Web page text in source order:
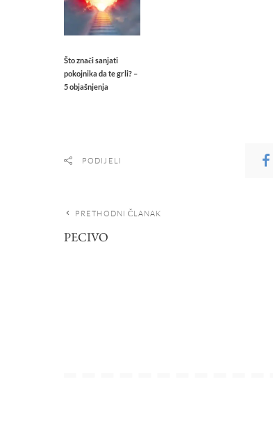
Što znači sanjati
pokojnika da te grli? –
5 objašnjenja
PODIJELI
PRETHODNI ČLANAK
PECIVO